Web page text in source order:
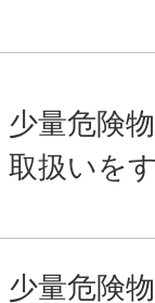
少量危険
取扱いを
少量危険